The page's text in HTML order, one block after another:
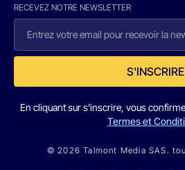
RECEVEZ NOTRE NEWSLETTER
S'INSCRIRE
En cliquant sur s'inscrire, vous
Termes et
© 2026 Talmont Media SAS.